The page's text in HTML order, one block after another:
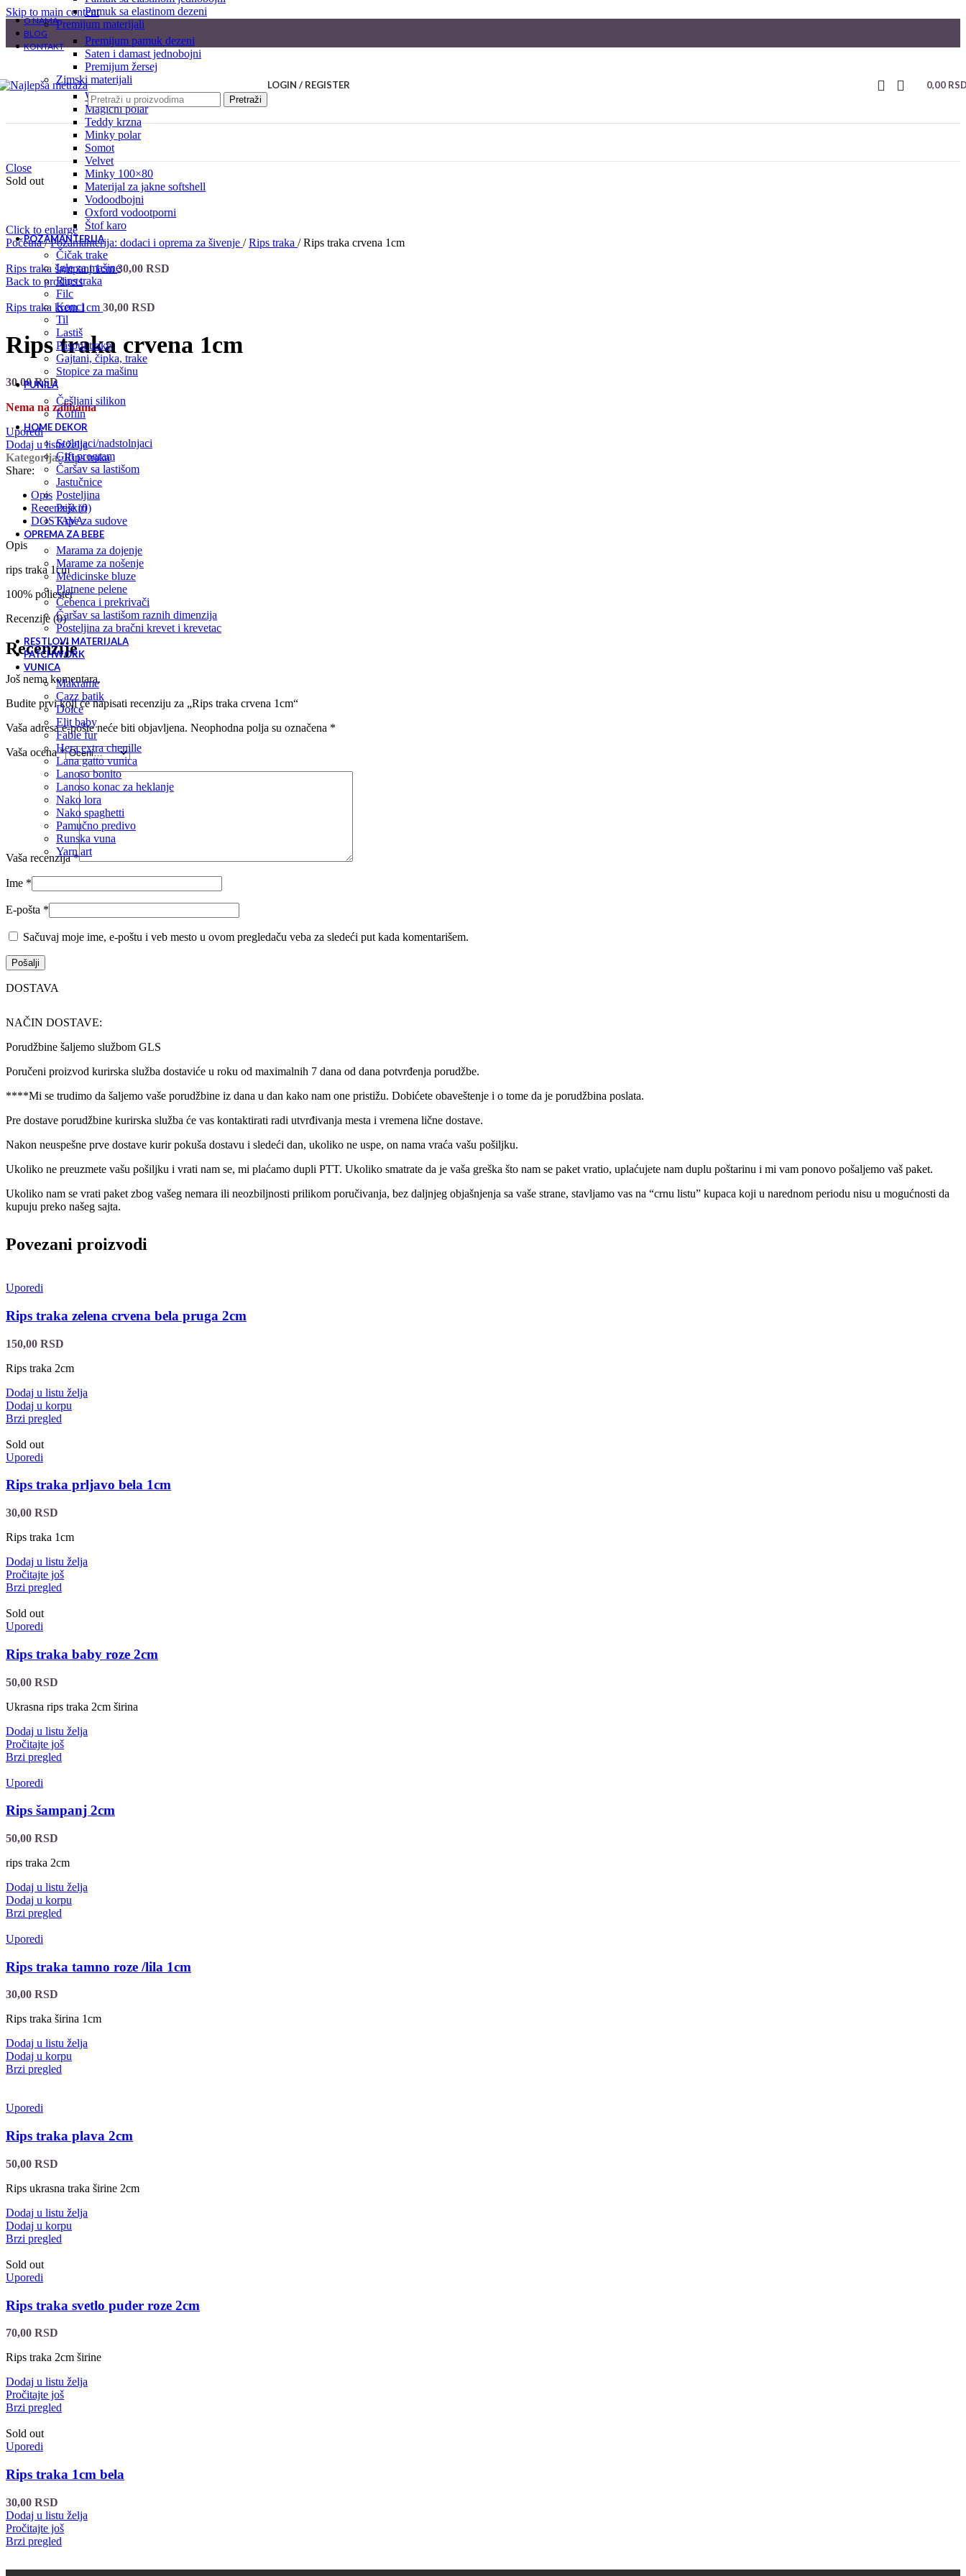
Skip to main content
O NAMA
BLOG
KONTAKT
Pretraži
LOGIN / REGISTER 0,00
pamuk sa elastinom dezeni
premijum materijali
premijum pamuk dezeni
saten i damast jednobojni
premijum žersej
zimski materijali
welsoft
magični polar
teddy krzna
minky polar
somot
velvet
minky 100×80
materijal za jakne softshell
vodoodbojni
oxford vodootporni
štof karo
POZAMANTERIJA
čičak trake
igle za mašine
rips traka
filc
konci
til
lastiš
paspul trake
gajtani, čipka, trake
stopice za mašinu
PUNILA
češljani silikon
koflin
HOME DEKOR
stolnjaci/nadstolnjaci
gift program
čaršav sa lastišom
jastučnice
posteljina
peškiri
krpe za sudove
OPREMA ZA BEBE
marama za dojenje
marame za nošenje
medicinske bluze
platnene pelene
ćebenca i prekrivači
čaršav sa lastišom raznih dimenzija
posteljina za bračni krevet i krevetac
RESTLOVI MATERIJALA
PATCHWORK
VUNICA
makrame
cazz batik
dolce
elit baby
fable fur
hera extra chenille
lana gatto vunica
lanoso bonito
lanoso konac za heklanje
nako lora
nako spaghetti
pamučno predivo
runska vuna
yarn art
Close
Sold out
Click to enlarge
Početna/ Pozamanterija: dodaci i oprema za šivenje / Rips traka / Rips traka crvena 1cm
Rips traka šampanj 1cm30,00 RSD
Back to products
Rips traka krem 1cm 30,00 RSD
Rips traka crvena 1cm
30,00 RSD
Nema na zalihama
Uporedi
Dodaj u listu želja
Kategorija: Rips traka
Share:
Opis
Recenzije (0)
DOSTAVA
Opis
rips traka 1cm
100% poliester
Recenzije (0)
Recenzije
Još nema komentara.
Budite prvi koji će napisati recenziju za „Rips traka crvena 1cm“
Vaša adresa e-pošte neće biti objavljena. Neophodna polja su označena *
Vaša ocena*
Vaša recenzija*
Ime *
E-pošta *
Sačuvaj moje ime, e-poštu i veb mesto u ovom pregledaču veba za sledeći put kada komentarišem.
DOSTAVA
NAČIN DOSTAVE:
Porudžbine šaljemo službom GLS
Poručeni proizvod kurirska služba dostaviće u roku od maximalnih 7 dana od dana potvrđenja porudžbe.
****Mi se trudimo da šaljemo vaše porudžbine iz dana u dan kako nam one pristižu. Dobićete obaveštenje i o tome da je porudžbina poslata.
Pre dostave porudžbine kurirska služba će vas kontaktirati radi utvrđivanja mesta i vremena lične dostave.
Nakon neuspešne prve dostave kurir pokuša dostavu i sledeći dan, ukoliko ne uspe, on nama vraća vašu pošiljku.
Ukoliko ne preuzmete vašu pošiljku i vrati nam se, mi plaćamo dupli PTT. Ukoliko smatrate da je vaša greška što nam se paket vratio, uplaćujete nam duplu poštarinu i mi vam ponovo pošaljemo vaš paket.
Ukoliko nam se vrati paket zbog vašeg nemara ili neozbiljnosti prilikom poručivanja, bez daljnjeg objašnjenja sa vaše strane, stavljamo vas na “crnu listu” kupaca koji u narednom periodu nisu u mogućnosti da
kupuju preko našeg sajta.
Povezani proizvodi
Uporedi
Rips traka zelena crvena bela pruga 2cm
150,00 RSD
Rips traka 2cm
Dodaj u listu želja
Dodaj u korpu
Brzi pregled
Sold out
Uporedi
Rips traka prljavo bela 1cm
30,00 RSD
Rips traka 1cm
Dodaj u listu želja
Pročitajte još
Brzi pregled
Sold out
Uporedi
Rips traka baby roze 2cm
50,00 RSD
Ukrasna rips traka 2cm širina
Dodaj u listu želja
Pročitajte još
Brzi pregled
Uporedi
Rips šampanj 2cm
50,00 RSD
rips traka 2cm
Dodaj u listu želja
Dodaj u korpu
Brzi pregled
Uporedi
Rips traka tamno roze /lila 1cm
30,00 RSD
Rips traka širina 1cm
Dodaj u listu želja
Dodaj u korpu
Brzi pregled
Uporedi
Rips traka plava 2cm
50,00 RSD
Rips ukrasna traka širine 2cm
Dodaj u listu želja
Dodaj u korpu
Brzi pregled
Sold out
Uporedi
Rips traka svetlo puder roze 2cm
70,00 RSD
Rips traka 2cm širine
Dodaj u listu želja
Pročitajte još
Brzi pregled
Sold out
Uporedi
Rips traka 1cm bela
30,00 RSD
Dodaj u listu želja
Pročitajte još
Brzi pregled